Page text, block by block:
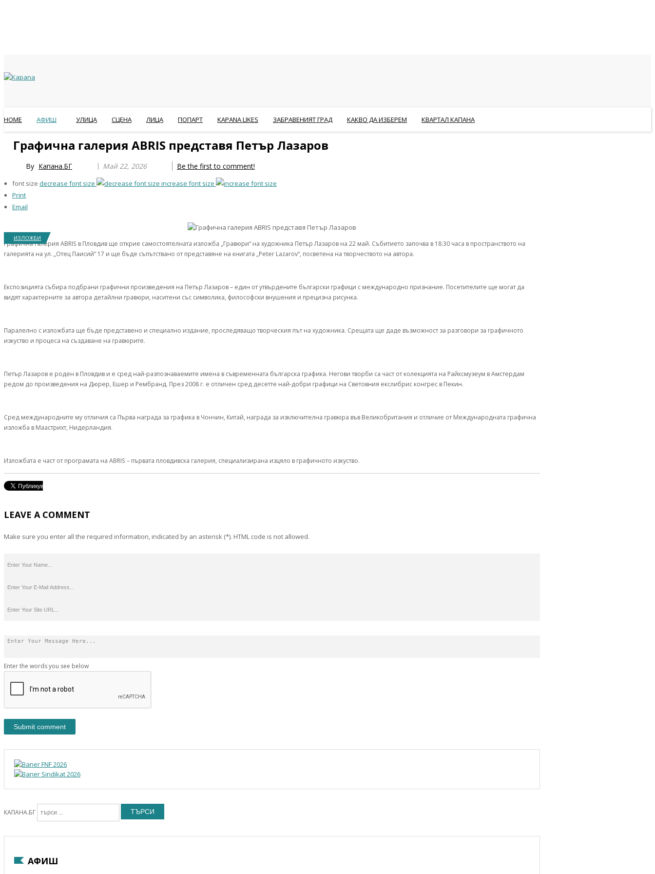
HOME АФИШ УЛИЦА СЦЕНА ЛИЦА ПОПАРТ KAPANA LIKES ЗАБРАВЕНИЯТ ГРАД КАКВО ДА ИЗБЕРЕМ КВАРТАЛ КАПАНА
Графична галерия ABRIS представя Петър Лазаров
By Капана.БГ Май 22, 2026 Be the first to comment!
font size decrease font size
increase font size
Print
Email
ИЗЛОЖБИ
Графична галерия ABRIS в Пловдив ще открие самостоятелната изложба „Гравюри“ на художника Петър Лазаров на 22 май. Събитието започва в 18:30 часа в пространството на
галерията на ул. „Отец Паисий“ 17 и ще бъде съпътствано от представяне на книгата „Peter Lazarov“, посветена на творчеството на автора.
Експозицията събира подбрани графични произведения на Петър Лазаров – един от утвърдените български графици с международно признание. Посетителите ще могат да
видят характерните за автора детайлни гравюри, наситени със символика, философски внушения и прецизна рисунка.
Паралелно с изложбата ще бъде представено и специално издание, проследяващо творческия път на художника. Срещата ще даде възможност за разговори за графичното
изкуство и процеса на създаване на гравюрите.
Петър Лазаров е роден в Пловдив и е сред най-разпознаваемите имена в съвременната българска графика. Негови творби са част от колекцията на Райксмузеум в Амстердам
редом до произведения на Дюрер, Ешер и Рембранд. През 2008 г. е отличен сред десетте най-добри графици на Световния екслибрис конгрес в Пекин.
Сред международните му отличия са Първа награда за графика в Чончин, Китай, награда за изключителна гравюра във Великобритания и отличие от Международната графична
изложба в Маастрихт, Нидерландия.
Изложбата е част от програмата на ABRIS – първата пловдивска галерия, специализирана изцяло в графичното изкуство.
LEAVE A COMMENT
Make sure you enter all the required information, indicated by an asterisk (*). HTML code is not allowed.
Enter the words you see below
КАПАНА.БГ ТЪРСИ
АФИШ
Year
Month
Year
Month